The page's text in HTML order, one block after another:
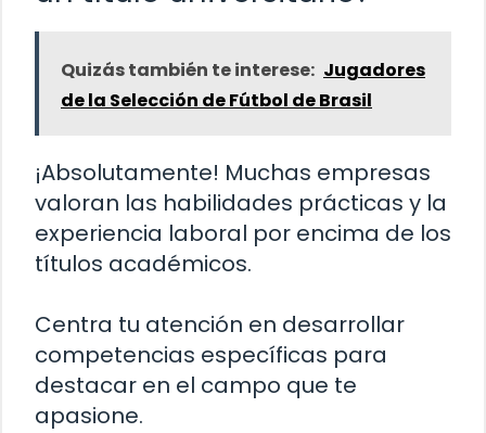
Quizás también te interese: Jugadores
de la Selección de Fútbol de Brasil
¡Absolutamente! Muchas empresas
valoran las habilidades prácticas y la
experiencia laboral por encima de los
títulos académicos.
Centra tu atención en desarrollar
competencias específicas para
destacar en el campo que te
apasione.